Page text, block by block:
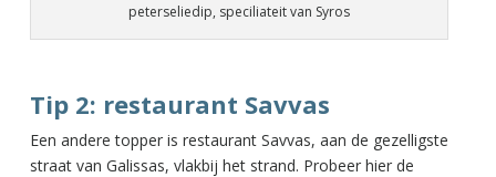
peterseliedip, speciliateit van Syros
Tip 2: restaurant Savvas
Een andere topper is restaurant Savvas, aan de gezelligste
straat van Galissas, vlakbij het strand. Probeer hier de